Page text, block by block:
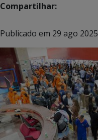
Compartilhar:
Publicado em 29 ago 2025